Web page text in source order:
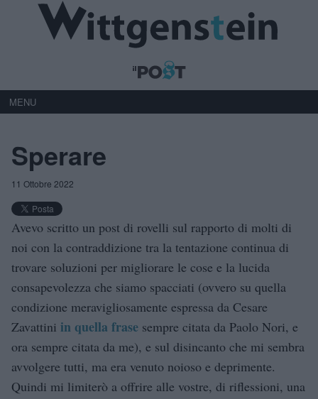
MENU
Sperare
11 Ottobre 2022
Avevo scritto un post di rovelli sul rapporto di molti di
noi con la contraddizione tra la tentazione continua di
trovare soluzioni per migliorare le cose e la lucida
consapevolezza che siamo spacciati (ovvero su quella
condizione meravigliosamente espressa da Cesare
Zavattini in quella frase sempre citata da Paolo Nori, e
ora sempre citata da me), e sul disincanto che mi sembra
avvolgere tutti, ma era venuto noioso e deprimente.
Quindi mi limiterò a offrire alle vostre, di riflessioni, una